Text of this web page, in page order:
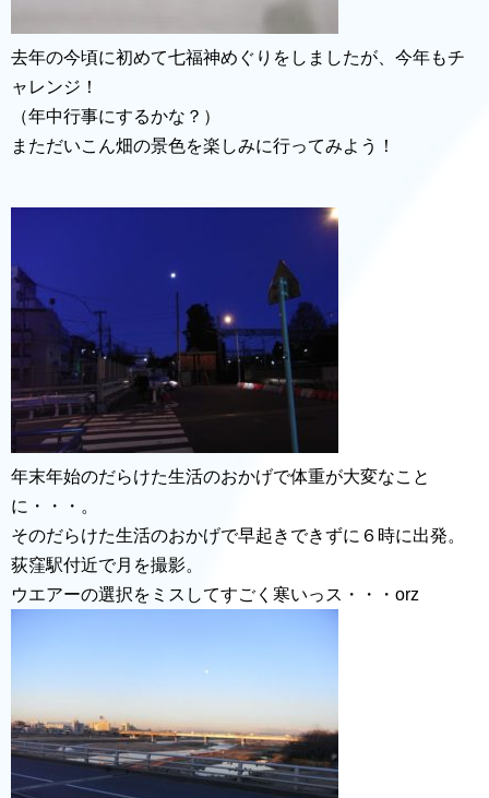
去年の今頃に初めて七福神めぐりをしましたが、今年もチ
ャレンジ！
（年中行事にするかな？）
まただいこん畑の景色を楽しみに行ってみよう！
年末年始のだらけた生活のおかげで体重が大変なこと
に・・・。
そのだらけた生活のおかげで早起きできずに６時に出発。
荻窪駅付近で月を撮影。
ウエアーの選択をミスしてすごく寒いっス・・・orz